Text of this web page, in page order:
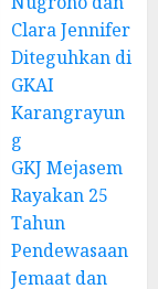
Clara Jennifer
Diteguhkan di
GKAI
Karangrayun
g
GKJ Mejasem
Rayakan 25
Tahun
Pendewasaan
Jemaat dan